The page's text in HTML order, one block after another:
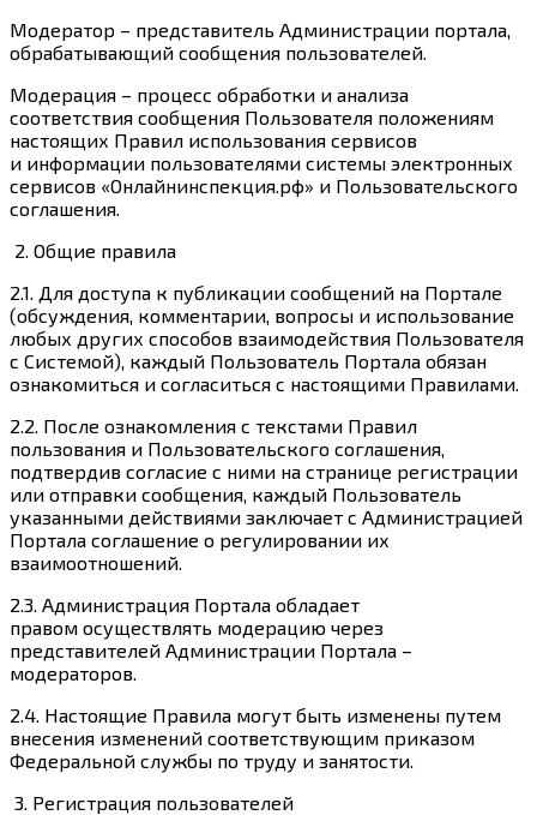
Модератор – представитель Администрации портала,
обрабатывающий сообщения пользователей.
Модерация – процесс обработки и анализа
соответствия сообщения Пользователя положениям
настоящих Правил использования сервисов
и информации пользователями системы электронных
сервисов «Онлайнинспекция.рф» и Пользовательского
соглашения.
2. Общие правила
2.1. Для доступа к публикации сообщений на Портале
(обсуждения, комментарии, вопросы и использование
любых других способов взаимодействия Пользователя
с Системой), каждый Пользователь Портала обязан
ознакомиться и согласиться с настоящими Правилами.
2.2. После ознакомления с текстами Правил
пользования и Пользовательского соглашения,
подтвердив согласие с ними на странице регистрации
или отправки сообщения, каждый Пользователь
указанными действиями заключает с Администрацией
Портала соглашение о регулировании их
взаимоотношений.
2.3. Администрация Портала обладает
правом осуществлять модерацию через
представителей Администрации Портала –
модераторов.
2.4. Настоящие Правила могут быть изменены путем
внесения изменений соответствующим приказом
Федеральной службы по труду и занятости.
3. Регистрация пользователей